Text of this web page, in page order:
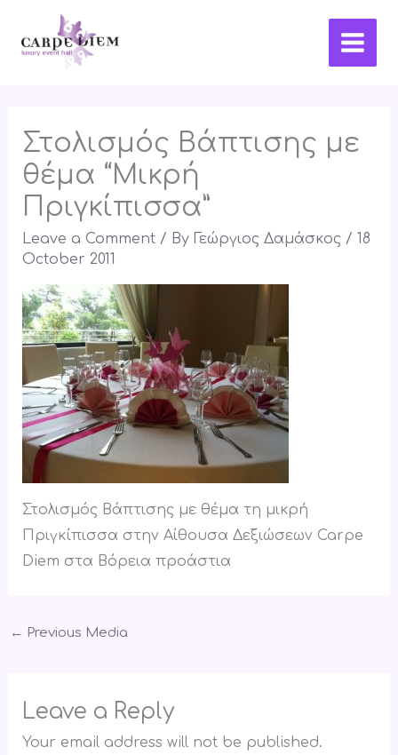
Main
Στολισμός Βάπτισης με
θέμα “Μικρή
Πριγκίπισσα”
Leave a Comment / By Γεώργιος Δαμάσκος / 18
October 2011
Στολισμός Βάπτισης με θέμα τη μικρή
Πριγκίπισσα στην Αίθουσα Δεξιώσεων Carpe
Diem στα Βόρεια προάστια
← Previous Media
Leave a Reply
Your email address will not be published.